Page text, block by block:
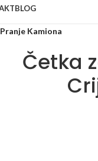
BLOG
Kamiona
Četka